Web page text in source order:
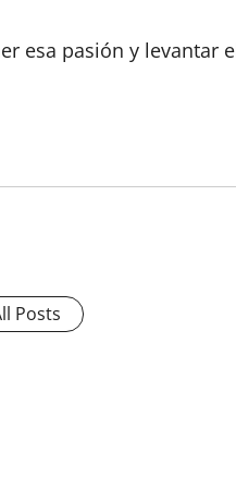
esa pasión y levantar
Posts